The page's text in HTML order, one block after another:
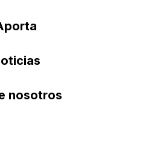
nosotros